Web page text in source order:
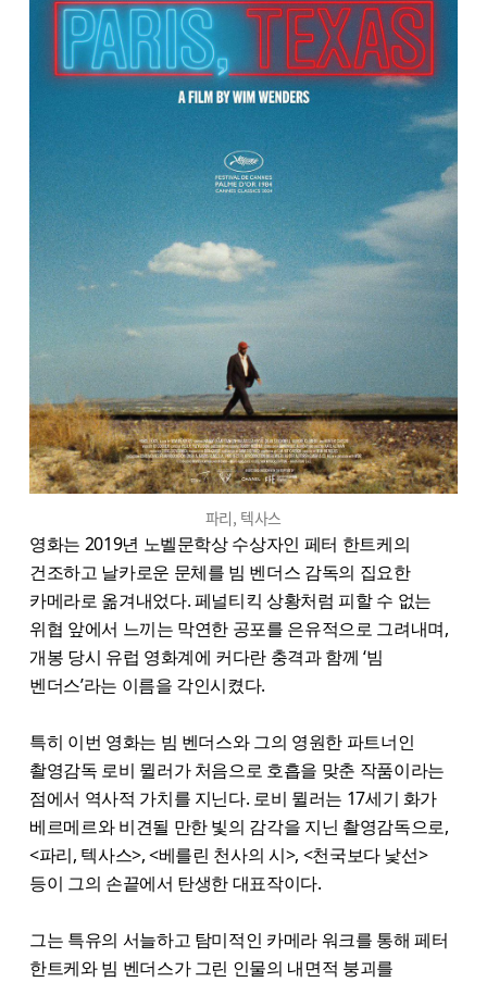
파리, 텍사스
영화는 2019년 노벨문학상 수상자인 페터 한트케의
건조하고 날카로운 문체를 빔 벤더스 감독의 집요한
카메라로 옮겨내었다. 페널티킥 상황처럼 피할 수 없는
위협 앞에서 느끼는 막연한 공포를 은유적으로 그려내며,
개봉 당시 유럽 영화계에 커다란 충격과 함께 ‘빔
벤더스’라는 이름을 각인시켰다.
특히 이번 영화는 빔 벤더스와 그의 영원한 파트너인
촬영감독 로비 뮐러가 처음으로 호흡을 맞춘 작품이라는
점에서 역사적 가치를 지닌다. 로비 뮐러는 17세기 화가
베르메르와 비견될 만한 빛의 감각을 지닌 촬영감독으로,
<파리, 텍사스>, <베를린 천사의 시>, <천국보다 낯선>
등이 그의 손끝에서 탄생한 대표작이다.
그는 특유의 서늘하고 탐미적인 카메라 워크를 통해 페터
한트케와 빔 벤더스가 그린 인물의 내면적 붕괴를